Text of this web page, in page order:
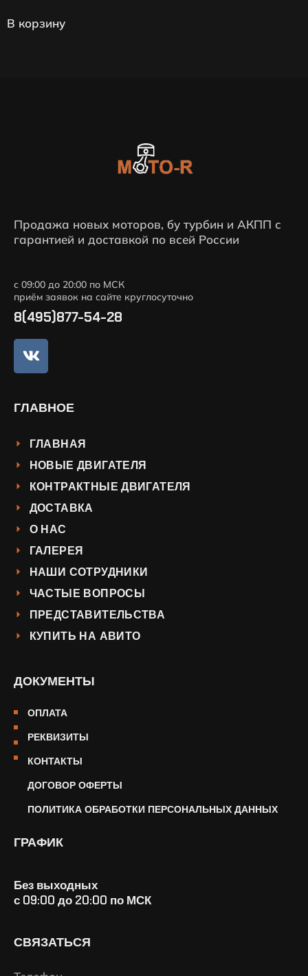
В корзину
Продажа новых моторов, бу турбин и АКПП с
гарантией и доставкой по всей России
с 09:00 до 20:00 по МСК
приём заявок на сайте круглосуточно
8(495)877-54-28
ГЛАВНОЕ
ГЛАВНАЯ
НОВЫЕ ДВИГАТЕЛЯ
КОНТРАКТНЫЕ ДВИГАТЕЛЯ
ДОСТАВКА
О НАС
ГАЛЕРЕЯ
НАШИ СОТРУДНИКИ
ЧАСТЫЕ ВОПРОСЫ
ПРЕДСТАВИТЕЛЬСТВА
КУПИТЬ НА АВИТО
ДОКУМЕНТЫ
ОПЛАТА
РЕКВИЗИТЫ
КОНТАКТЫ
ДОГОВОР ОФЕРТЫ
ПОЛИТИКА ОБРАБОТКИ ПЕРСОНАЛЬНЫХ ДАННЫХ
ГРАФИК
Без выходных
с 09:00 до 20:00 по МСК
СВЯЗАТЬСЯ